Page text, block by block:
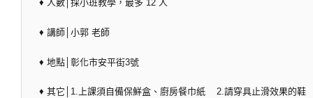
♦ 人數│採小班教學，最多 12 人
♦ 講師│小郭 老師
♦ 地點│彰化市安平街3號
♦ 其它│1.上課須自備保鮮盒、廚房餐巾紙 2.請穿具止滑效果的鞋